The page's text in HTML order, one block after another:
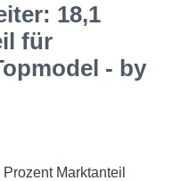
18,1
für
- by
Marktanteil